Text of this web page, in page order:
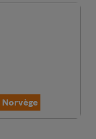
Norvège